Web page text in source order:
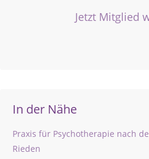
Jetzt Mitglied
In der Nähe
Praxis für Psychotherapie nach
Rieden